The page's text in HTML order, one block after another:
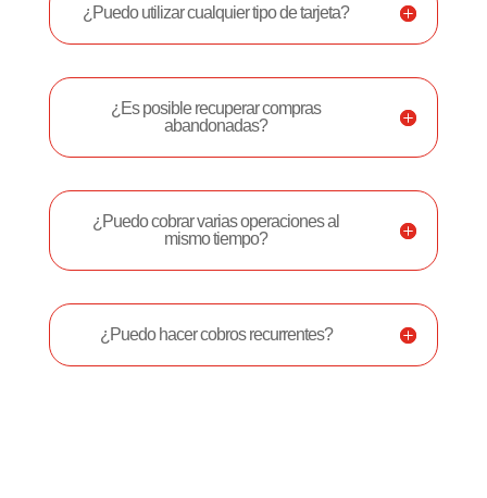
¿Puedo utilizar cualquier tipo de tarjeta?
¿Es posible recuperar compras
abandonadas?
¿Puedo cobrar varias operaciones al
mismo tiempo?
¿Puedo hacer cobros recurrentes?